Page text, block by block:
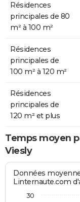
Résidences
principales de 80
m² à 100 m²
Résidences
principales de
100 m² à 120 m²
Résidences
principales de
120 m² et plus
Temps moyen
Viesly
Données
Linternaute.com
30